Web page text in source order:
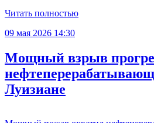
Читать полностью
09 мая 2026 14:30
Мощный взрыв
Луизиане